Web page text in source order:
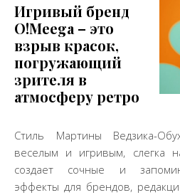
Игривый бренд
O!Meega – это
взрыв красок,
погружающий
зрителя в
атмосферу ретро
Стиль Мартины Ведзика-
веселым и игривым, слегка
создает сочные и
эффекты для брендов,